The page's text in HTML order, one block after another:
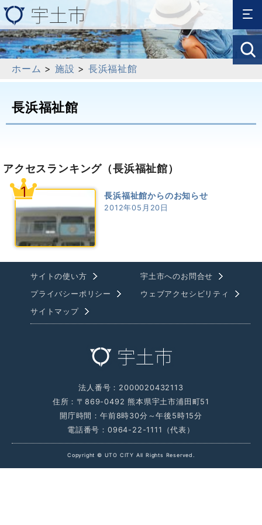
ホーム > 施設 > 長浜福祉館
長浜福祉館
アクセスランキング （長浜福祉館）
1 長浜福祉館からのお知らせ
2012年05月20日
サイトの使い方
宇土市へのお問合せ
プライバシーポリシー
ウェブアクセシビリティ
サイトマップ
法人番号：2000020432113
住所：〒869-0492 熊本県宇土市浦田町51
開庁時間：午前8時30分～午後5時15分
電話番号：0964-22-1111（代表）
Copyright © UTO CITY All Rights Reserved.